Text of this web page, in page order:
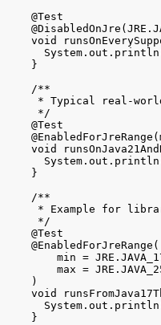
  @Test
void
  }
  /**
* Typical real-
   */
  @Test
void
  }
  /**
* Example for
   */
  @Test
  @EnabledForJreRange(
min =
max =
  )
void
  }